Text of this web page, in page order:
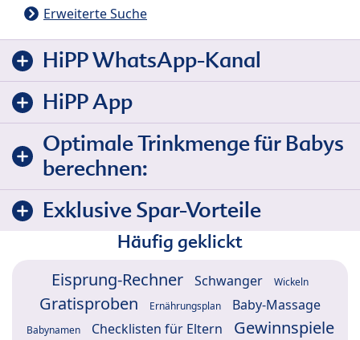
Erweiterte Suche
HiPP WhatsApp-Kanal
HiPP App
Optimale Trinkmenge für Babys
berechnen:
Exklusive Spar-Vorteile
Häufig geklickt
Eisprung-Rechner Schwanger Wickeln
Gratisproben Ernährungsplan Baby-Massage
Babynamen Checklisten für Eltern
Gewinnspiele